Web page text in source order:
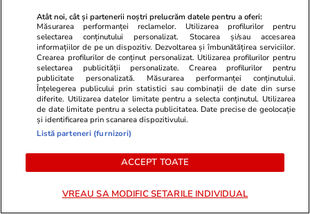
Viva.ro
Breaking news! Decizia de ultim
moment a lui Ilie Bolojan! Tocmai
s-a produs un seism în politică.
Azi, 30.07.2026, premierul demis
Unica.ro
Ultima oră /
perioadă.
făcut
Atât noi, cât și partenerii noștri prelucrăm datele pentru a oferi:
Măsurarea performanței reclamelor. Utilizarea profilurilor pentru
selectarea conținutului personalizat. Stocarea și/sau accesarea
informațiilor de pe un dispozitiv. Dezvoltarea și îmbunătățirea serviciilor.
Crearea profilurilor de conținut personalizat. Utilizarea profilurilor pentru
selectarea publicității personalizate. Crearea profilurilor pentru
publicitate personalizată. Măsurarea performanței conținutului.
Înțelegerea publicului prin statistici sau combinații de date din surse
diferite. Utilizarea datelor limitate pentru a selecta conținutul. Utilizarea
de date limitate pentru a selecta publicitatea. Date precise de geolocație
și identificarea prin scanarea dispozitivului.
Listă parteneri (furnizori)
ACCEPT TOATE
VREAU SA MODIFIC SETARILE INDIVIDUAL